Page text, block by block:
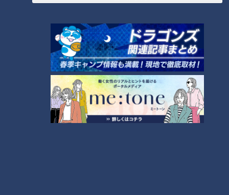
個人情報の取扱いについてはこちらをご覧ください。
特定個人情報等（マイナンバー）の取扱いについてはこちらをご覧くださ
本サイトに掲載されている全ての画像、文章、データの無断転用、転載をお
断りします。詳しくはこちら。